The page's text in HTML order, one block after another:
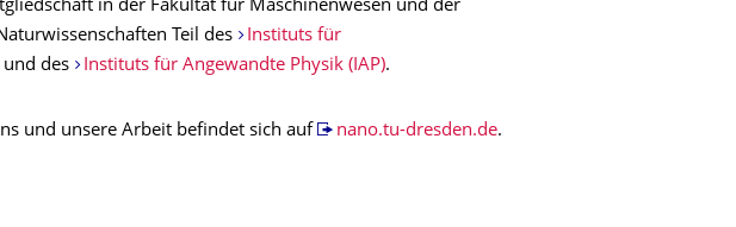
in der Fakultät für Maschinenwesen und der
Teil des
Instituts für
und des Instituts für Angewandte Physik (IAP).
und unsere Arbeit befindet sich auf nano.tu-dresden.de.